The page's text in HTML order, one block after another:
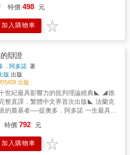
助在今日貧富差距擴大、經濟不平等越
的今日，重建你的經濟學之眼。 &
。透過寬恕與承諾，我們永遠有機會解
與不可測知的災難；而對這樣的開放性
擇奮戰不懈，正是我們以政治行動愛世
式。「我在《人的條件》初版六十年後
艾倫（Danielle Allen，政治學家）「該
喚醒我們：每一個人都是在他人的等待
到世上，並且被賦予一種創造奇蹟的力
就不朽的可能——同時也提醒讀者，逝
付實際上存在風險，畢竟，人世間是由
主導的世界，雖然他們可以傳頌逝者的
業或致力於完成未竟的宏圖，但也可以
──葉浩（本書導讀者，臺灣鄂蘭學會理
（NPR）等各大媒體年度最佳圖書她的
清醒的生活一樣重要。她的故事帶領我
入另一個故事，繼之下一故事，不停往外
，重新尋回她家族傳承的超自然傳奇。
編織的回憶錄中，作者讓哥倫比亞的歷
更為迫切且個人化，以迷幻詩意的文
入探究她的家族故事和歷史，這遠遠超
許多小說中所展現的迷人魔力，並將家族
個人敘事編織成一幅強大的集體肖像。
麗德．羅哈斯．孔特雷拉斯（Ingrid
Contreras）來說，魔法始終流淌在他們
血液中。在哥倫比亞的奧卡尼亞
）——是一位聲名卓著的療癒師，在他
統文化中，人們宣稱這樣的角色可以跟
特價 498 元
加入購物車
辯證
．阿多諾 著
版 出版
09 出版
世紀最具影響力的批判理論經典◣ ◢德
整直譯．繁體中文界首次出版◣ 法蘭克
的奠基者──提奧多．阿多諾 一生最具代
十世紀德國最重要的哲學家與社會理論
於法蘭克福學派核心成員，其思想橫跨
、社會學、美學與音樂理論，不僅深深影
特價 792 元
加入購物車